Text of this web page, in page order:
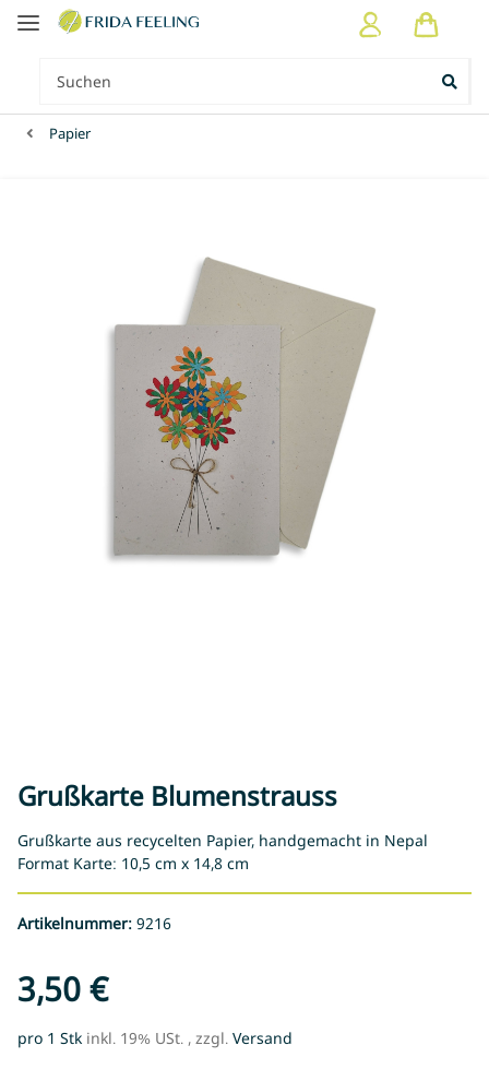
Papier
Grußkarte Blumenstrauss
Grußkarte aus recycelten Papier, handgemacht in Nepal
Format Karte: 10,5 cm x 14,8 cm
Artikelnummer: 9216
3,50 €
pro 1 Stk inkl. 19% USt. , zzgl. Versand